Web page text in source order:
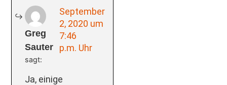
Greg
Sauter
sagt:
September
2, 2020 um
7:46
p.m. Uhr
Ja, einige